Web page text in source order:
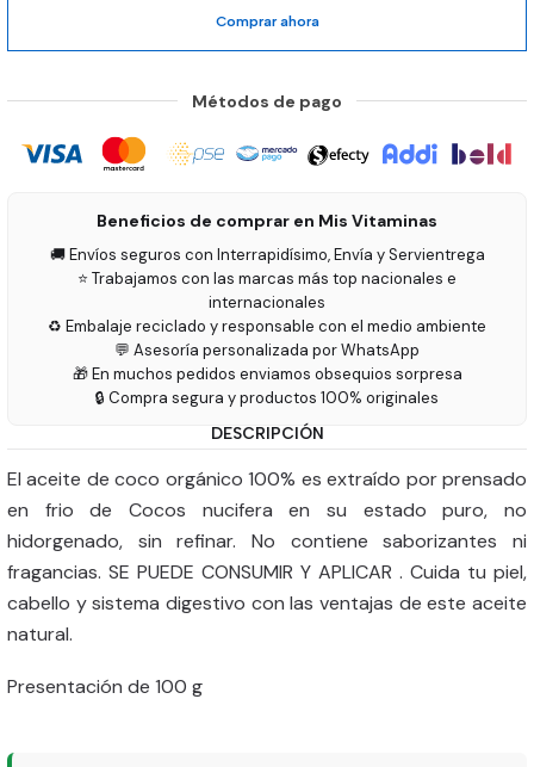
Comprar ahora
Métodos de pago
Beneficios de comprar en Mis Vitaminas
🚚 Envíos seguros con Interrapidísimo, Envía y Servientrega
⭐ Trabajamos con las marcas más top nacionales e
internacionales
♻️ Embalaje reciclado y responsable con el medio ambiente
💬 Asesoría personalizada por WhatsApp
🎁 En muchos pedidos enviamos obsequios sorpresa
🔒 Compra segura y productos 100% originales
DESCRIPCIÓN
El aceite de coco orgánico 100% es extraído por prensado
en frio de Cocos nucifera en su estado puro, no
hidorgenado, sin refinar. No contiene saborizantes ni
fragancias. SE PUEDE CONSUMIR Y APLICAR . Cuida tu piel,
cabello y sistema digestivo con las ventajas de este aceite
natural.
Presentación de 100 g